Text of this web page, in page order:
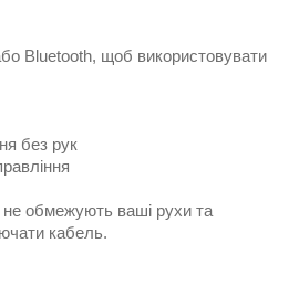
Bluetooth, щоб використовувати
без рук
не обмежують ваші рухи та
кабель.